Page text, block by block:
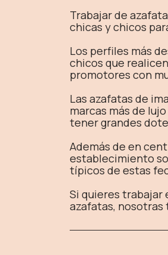
Trabajar de
chicas y chicos
Los perfiles más
chicos que
promotores con
Las azafatas de
marcas más de
tener grandes
Además de en
establecimiento
típicos de estas
Si quieres trabajar
azafatas, nosotras